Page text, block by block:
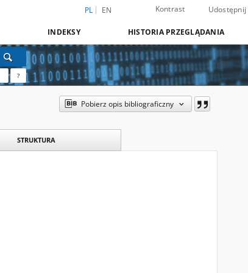
PL EN Kontrast Udostępnij
INDEKSY HISTORIA PRZEGLĄDANIA
?
Pobierz opis bibliograficzny
STRUKTURA